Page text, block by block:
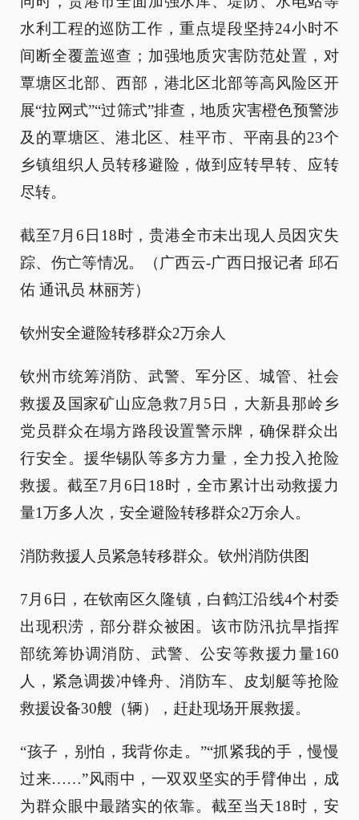
水利工程的巡防工作，重点堤段坚持24小时不
间断全覆盖巡查；加强地质灾害防范处置，对
覃塘区北部、西部，港北区北部等高风险区开
展“拉网式”“过筛式”排查，地质灾害橙色预警涉
及的覃塘区、港北区、桂平市、平南县的23个
乡镇组织人员转移避险，做到应转早转、应转
尽转。
截至7月6日18时，贵港全市未出现人员因灾失
踪、伤亡等情况。（广西云-广西日报记者 邱石
佑 通讯员 林丽芳）
钦州安全避险转移群众2万余人
钦州市统筹消防、武警、军分区、城管、社会
救援及国家矿山应急救7月5日，大新县那岭乡
党员群众在塌方路段设置警示牌，确保群众出
行安全。援华锡队等多方力量，全力投入抢险
救援。截至7月6日18时，全市累计出动救援力
量1万多人次，安全避险转移群众2万余人。
消防救援人员紧急转移群众。钦州消防供图
7月6日，在钦南区久隆镇，白鹤江沿线4个村委
出现积涝，部分群众被困。该市防汛抗旱指挥
部统筹协调消防、武警、公安等救援力量160
人，紧急调拨冲锋舟、消防车、皮划艇等抢险
救援设备30艘（辆），赶赴现场开展救援。
“孩子，别怕，我背你走。”“抓紧我的手，慢慢
过来……”风雨中，一双双坚实的手臂伸出，成
为群众眼中最踏实的依靠。截至当天18时，安